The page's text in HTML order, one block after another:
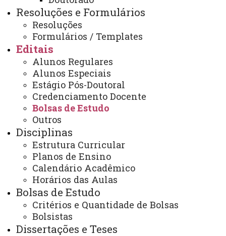
Resoluções e Formulários
Resoluções
Formulários / Templates
Editais
Alunos Regulares
Alunos Especiais
Estágio Pós-Doutoral
Credenciamento Docente
Bolsas de Estudo
Outros
Disciplinas
Estrutura Curricular
Planos de Ensino
Calendário Acadêmico
Horários das Aulas
Bolsas de Estudo
Critérios e Quantidade de Bolsas
Bolsistas
Dissertações e Teses
Edital nº 036/2023 - PPGECEM - Resultado da seleção
interna para o programa de bolsa de doutorado
sanduíche no exterior - PDSE/CAPES .PDF
ATUALIZAÇÃO MAIS RECENTE: 27 DE NOVEMBRO
DE 2023
ACESSOS: 206
/
(45) 3220–7284
Redes sociais:
Instagram do Programa
Facebook do Programa
Youtube do Programa
E-mails:
cascavel.ppgecem@unioeste.br
ppgecem.unioeste@gmail.com